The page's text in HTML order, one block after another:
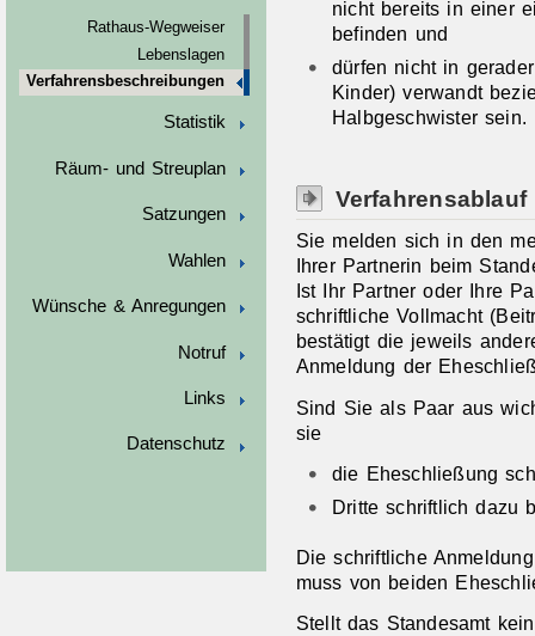
Rathaus-Wegweiser
Lebenslagen
Verfahrensbeschreibungen
Statistik
Räum- und Streuplan
Satzungen
Wahlen
Wünsche & Anregungen
Notruf
Links
Datenschutz
nicht bereits in einer
befinden und
dürfen nicht in
Kinder)verwandt
Halbgeschwister sein.
Verfahrensablauf
Sie melden sich in den
Ihrer Partnerin beim
Ist Ihr Partner oder Ihre
schriftliche Vollmacht
bestätigt die jeweils
Anmeldung der
Sind Sie als Paar aus
sie
die Eheschließung
Dritte schriftlich dazu
Die schriftliche
muss von beiden
Stellt das Standesamt